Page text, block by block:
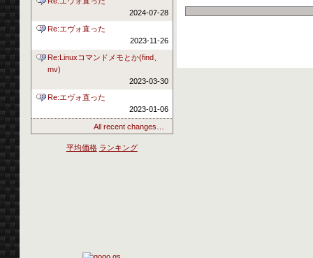
2024-07-28
Re:エヴォ直った
2023-11-26
Re:Linuxコマンドメモとか(find、
mv)
2023-03-30
Re:エヴォ直った
2023-01-06
All recent changes…
平均価格 ランキング